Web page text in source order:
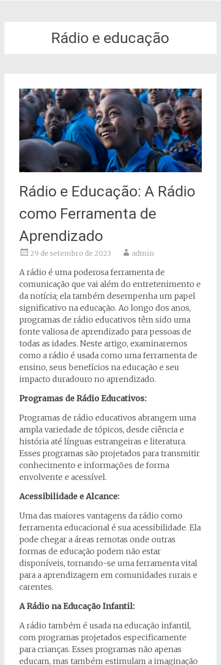
Rádio e educação
Rádio e Educação: A Rádio
como Ferramenta de
Aprendizado
29 de setembro de 2023 admin
A rádio é uma poderosa ferramenta de
comunicação que vai além do entretenimento e
da notícia; ela também desempenha um papel
significativo na educação. Ao longo dos anos,
programas de rádio educativos têm sido uma
fonte valiosa de aprendizado para pessoas de
todas as idades. Neste artigo, examinaremos
como a rádio é usada como uma ferramenta de
ensino, seus benefícios na educação e seu
impacto duradouro no aprendizado.
Programas de Rádio Educativos:
Programas de rádio educativos abrangem uma
ampla variedade de tópicos, desde ciência e
história até línguas estrangeiras e literatura.
Esses programas são projetados para transmitir
conhecimento e informações de forma
envolvente e acessível.
Acessibilidade e Alcance:
Uma das maiores vantagens da rádio como
ferramenta educacional é sua acessibilidade. Ela
pode chegar a áreas remotas onde outras
formas de educação podem não estar
disponíveis, tornando-se uma ferramenta vital
para a aprendizagem em comunidades rurais e
carentes.
A Rádio na Educação Infantil:
A rádio também é usada na educação infantil,
com programas projetados especificamente
para crianças. Esses programas não apenas
educam, mas também estimulam a imaginação